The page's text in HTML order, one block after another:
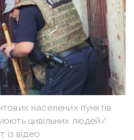
населених пунктів
цивільних людей/
відео